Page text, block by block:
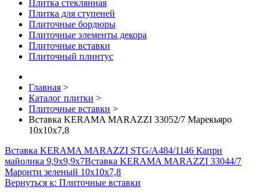
Плитка стеклянная
Плитка для ступеней
Плиточные бордюры
Плиточные элементы декора
Плиточные вставки
Плиточный плинтус
Главная >
Каталог плитки >
Плиточные вставки >
Вставка KERAMA MARAZZI 33052/7 Марекьяро
10х10х7,8
Вставка KERAMA MARAZZI STG/A484/1146 Капри
майолика 9,9х9,9х7Вставка KERAMA MARAZZI 33044/7
Маронти зеленый 10х10х7,8
Вернуться к: Плиточные вставки